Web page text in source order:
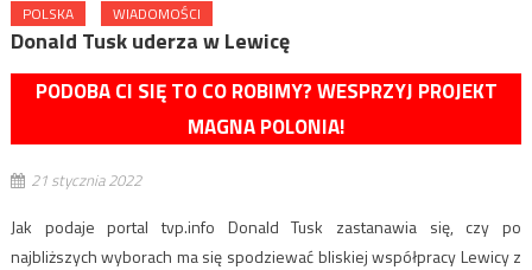
POLSKA WIADOMOŚCI
Donald Tusk uderza w Lewicę
PODOBA CI SIĘ TO CO ROBIMY? WESPRZYJ PROJEKT
MAGNA POLONIA!
21 stycznia 2022
Jak podaje portal tvp.info Donald Tusk zastanawia się, czy po
najbliższych wyborach ma się spodziewać bliskiej współpracy Lewicy z